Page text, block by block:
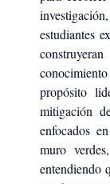
estudiantes
propósito
mitigación
enfocados
muro
entendiendo